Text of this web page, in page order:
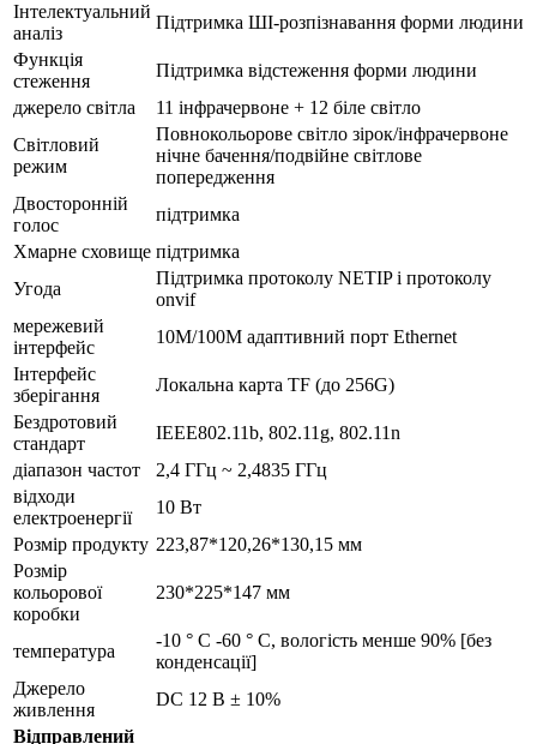
Інтелектуальний
аналіз
Підтримка ШІ-розпізнавання форми людини
Функція
стеження
Підтримка відстеження форми людини
джерело світла
11 інфрачервоне + 12 біле світло
Світловий
режим
Повнокольорове світло зірок/інфрачервоне
нічне бачення/подвійне світлове
попередження
Двосторонній
голос
підтримка
Хмарне сховище підтримка
Угода
Підтримка протоколу NETIP і протоколу
onvif
мережевий
інтерфейс
10M/100M адаптивний порт Ethernet
Інтерфейс
зберігання
Локальна карта TF (до 256G)
Бездротовий
стандарт
IEEE802.11b, 802.11g, 802.11n
діапазон частот
2,4 ГГц ~ 2,4835 ГГц
відходи
електроенергії
10 Вт
Розмір продукту 223,87*120,26*130,15 мм
Розмір
кольорової
коробки
230*225*147 мм
температура
-10 ° C -60 ° C, вологість менше 90% [без
конденсації]
Джерело
живлення
DC 12 В ± 10%
Відправлений